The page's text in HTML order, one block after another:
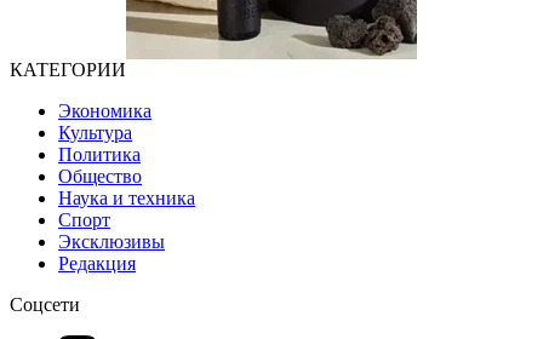
КАТЕГОРИИ
Экономика
Культура
Политика
Общество
Наука и техника
Спорт
Эксклюзивы
Редакция
Соцсети